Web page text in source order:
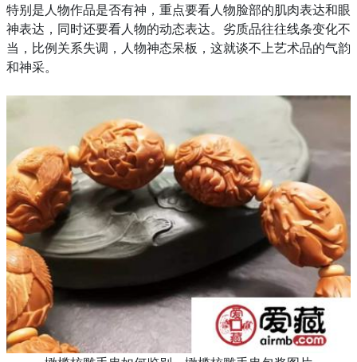
特别是人物作品是否有神，重点要看人物脸部的肌肉表达和眼
神表达，同时还要看人物的动态表达。劣质品往往线条变化不
当，比例关系失调，人物神态呆板，这就谈不上艺术品的气韵
和神采。